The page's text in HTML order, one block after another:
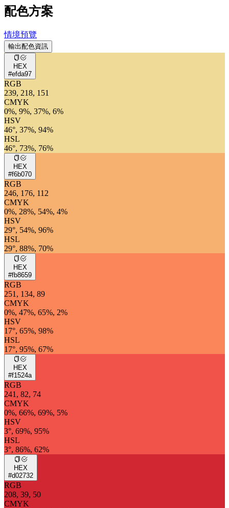
配色方案
情境預覽
輸出配色資訊
HEX
#efda97
RGB
239, 218, 151
CMYK
0%, 9%, 37%, 6%
HSV
46°, 37%, 94%
HSL
46°, 73%, 76%
HEX
#f6b070
RGB
246, 176, 112
CMYK
0%, 28%, 54%, 4%
HSV
29°, 54%, 96%
HSL
29°, 88%, 70%
HEX
#fb8659
RGB
251, 134, 89
CMYK
0%, 47%, 65%, 2%
HSV
17°, 65%, 98%
HSL
17°, 95%, 67%
HEX
#f1524a
RGB
241, 82, 74
CMYK
0%, 66%, 69%, 5%
HSV
3°, 69%, 95%
HSL
3°, 86%, 62%
HEX
#d02732
RGB
208, 39, 50
CMYK